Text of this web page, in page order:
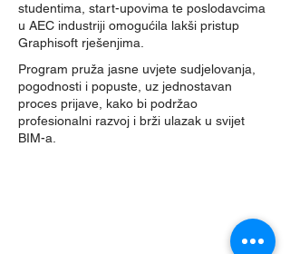
studentima, start-upovima te poslodavcima
u AEC industriji omogućila lakši pristup
Graphisoft rješenjima.
Program pruža jasne uvjete sudjelovanja,
pogodnosti i popuste, uz jednostavan
proces prijave, kako bi podržao
profesionalni razvoj i brži ulazak u svijet
BIM-a.​